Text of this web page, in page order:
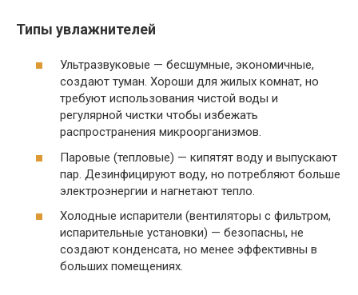
Типы увлажнителей
Ультразвуковые — бесшумные, экономичные,
создают туман. Хороши для жилых комнат, но
требуют использования чистой воды и
регулярной чистки чтобы избежать
распространения микроорганизмов.
Паровые (тепловые) — кипятят воду и выпускают
пар. Дезинфицируют воду, но потребляют больше
электроэнергии и нагнетают тепло.
Холодные испарители (вентиляторы с фильтром,
испарительные установки) — безопасны, не
создают конденсата, но менее эффективны в
больших помещениях.